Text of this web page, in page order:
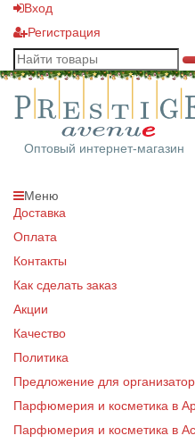
Вход
Регистрация
Оптовый интернет-магазин
Меню
Доставка
Оплата
Контакты
Как сделать заказ
Акции
Качество
Политика
Предложение для
Парфюмерия и косметика в
Парфюмерия и косметика в